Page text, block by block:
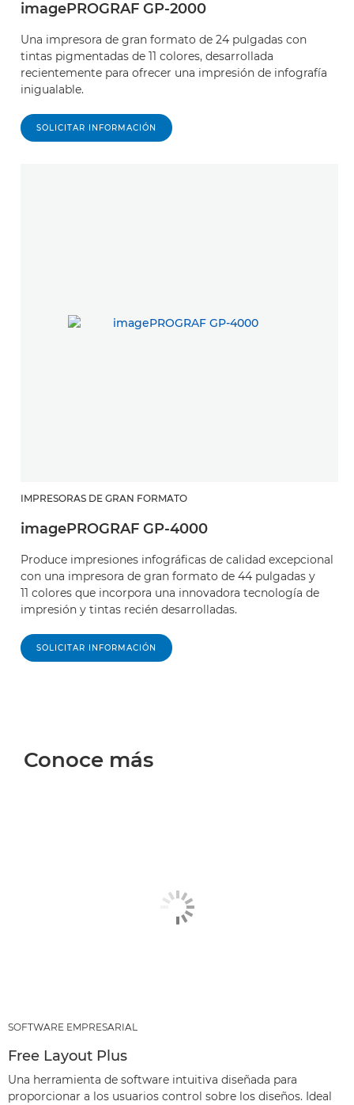
imagePROGRAF GP-2000
Una impresora de gran formato de 24 pulgadas con
tintas pigmentadas de 11 colores, desarrollada
recientemente para ofrecer una impresión de infografía
inigualable.
SOLICITAR INFORMACIÓN
IMPRESORAS DE GRAN FORMATO
imagePROGRAF GP-4000
Produce impresiones infográficas de calidad excepcional
con una impresora de gran formato de 44 pulgadas y
11 colores que incorpora una innovadora tecnología de
impresión y tintas recién desarrolladas.
SOLICITAR INFORMACIÓN
Conoce más
SOFTWARE EMPRESARIAL
Free Layout Plus
Una herramienta de software intuitiva diseñada para
proporcionar a los usuarios control sobre los diseños. Ideal